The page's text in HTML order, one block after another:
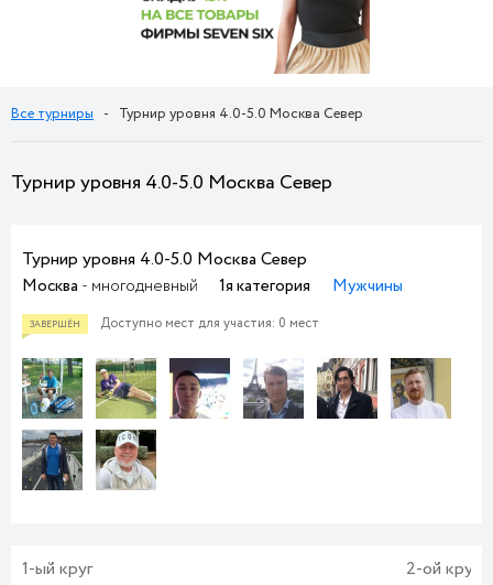
Все турниры - Турнир уровня 4.0-5.0 Москва Север
Турнир уровня 4.0-5.0 Москва Север
Турнир уровня 4.0-5.0 Москва Север
Москва - многодневный 1я категория Мужчины
Доступно мест для участия: 0 мест
1-ый круг 2-ой круг